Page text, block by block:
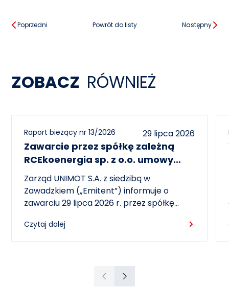
Poprzedni Powrót do listy Następny
ZOBACZ RÓWNIEŻ
Raport bieżący nr 13/2026 29 lipca 2026
Zawarcie przez spółkę zależną
RCEkoenergia sp. z o.o. umowy
wieloletniej na sprzedaż ciepła do
miasta Czechowice-Dziedzice
Zarząd UNIMOT S.A. z siedzibą w
Zawadzkiem („Emitent”) informuje o
zawarciu 29 lipca 2026 r. przez spółkę
wieloletniej umowy sprzedaży ciepła z
Przedsiębiorstwem Inżynierii Miejskiej sp. z
Dziedzicach („PIM”), dotyczącej sprzedaży
ciepła do miasta Czechowice-Dziedzice
Czytaj dalej
PoprzedniNastępny